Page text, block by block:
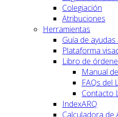
Colegiación
Atribuciones
Herramientas
Guía de
Plataforma
Libro de
Manual
FAQs del
Contacto
IndexARQ
Calculadora de